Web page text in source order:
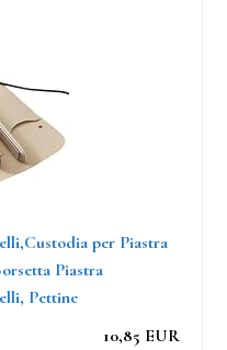
per Piastra
Piastra
Pettine
10,85 EUR